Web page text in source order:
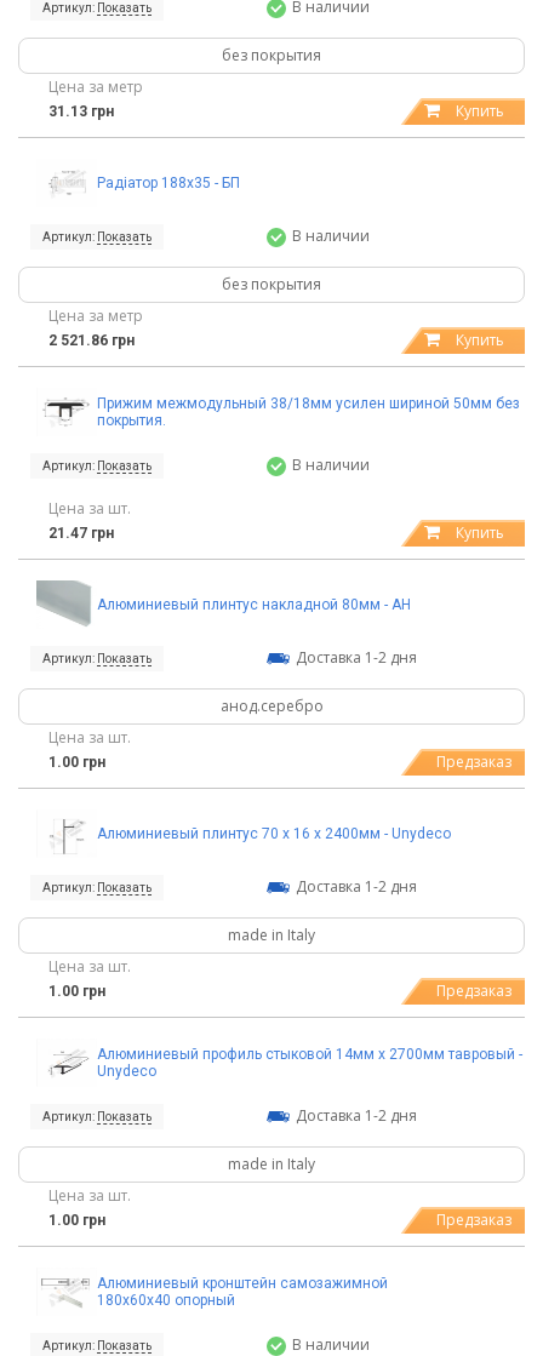
Артикул: Показать В наличии
без покрытия
Цена за метр
31.13 грн Купить
Радіатор 188х35 - БП
Артикул: Показать В наличии
без покрытия
Цена за метр
2 521.86 грн Купить
Прижим межмодульный 38/18мм усилен шириной 50мм без
покрытия.
Артикул: Показать В наличии
Цена за шт.
21.47 грн Купить
Алюминиевый плинтус накладной 80мм - АН
Артикул: Показать Доставка 1-2 дня
анод.серебро
Цена за шт.
1.00 грн Предзаказ
Алюминиевый плинтус 70 x 16 x 2400мм - Unydeco
Артикул: Показать Доставка 1-2 дня
made in Italy
Цена за шт.
1.00 грн Предзаказ
Алюминиевый профиль стыковой 14мм х 2700мм тавровый -
Unydeco
Артикул: Показать Доставка 1-2 дня
made in Italy
Цена за шт.
1.00 грн Предзаказ
Алюминиевый кронштейн самозажимной
180х60х40 опорный
Артикул: Показать В наличии